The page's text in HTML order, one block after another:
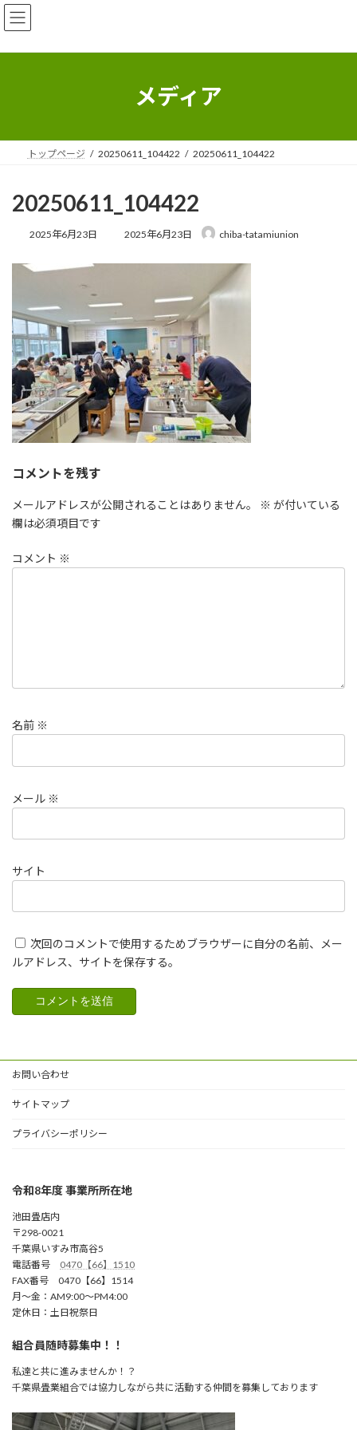
コ
ン
ン
ナ
ビ
ー
メディア
トップページ 20250611_104422 20250611_104422
20250611_104422
2025年6月23日
最
:
2025年6月23日 chiba-tatamiunion
コメントを残す
メールアドレスが公開されることはありません。 ※ が付いている
欄は必須項目です
コメント ※
名前 ※
メール ※
サイト
次回のコメントで使用するためブラウザーに自分の名前、メー
ルアドレス、サイトを保存する。
お問い合わせ
サイトマップ
プライバシーポリシー
令和8年度 事業所所在地
池田畳店内
〒298-0021
千葉県いすみ市高谷5
電話番号 0470【66】1510
FAX番号 0470【66】1514
月～金：AM9:00～PM4:00
定休日：土日祝祭日
組合員随時募集中！！
私達と共に進みませんか！？
千葉県畳業組合では協力しながら共に活動する仲間を募集しております